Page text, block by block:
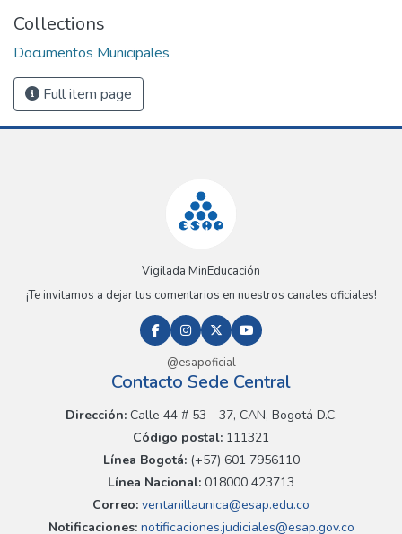
Collections
Documentos Municipales
Full item page
Vigilada MinEducación
¡Te invitamos a dejar tus comentarios en nuestros canales oficiales!
@esapoficial
Contacto Sede Central
Dirección:Calle 44 # 53 - 37, CAN, Bogotá D.C.
Código postal: 111321
Línea Bogotá:(+57) 601 7956110
Línea Nacional: 018000 423713
Correo: ventanillaunica@esap.edu.co
Notificaciones:notificaciones.judiciales@esap.gov.co